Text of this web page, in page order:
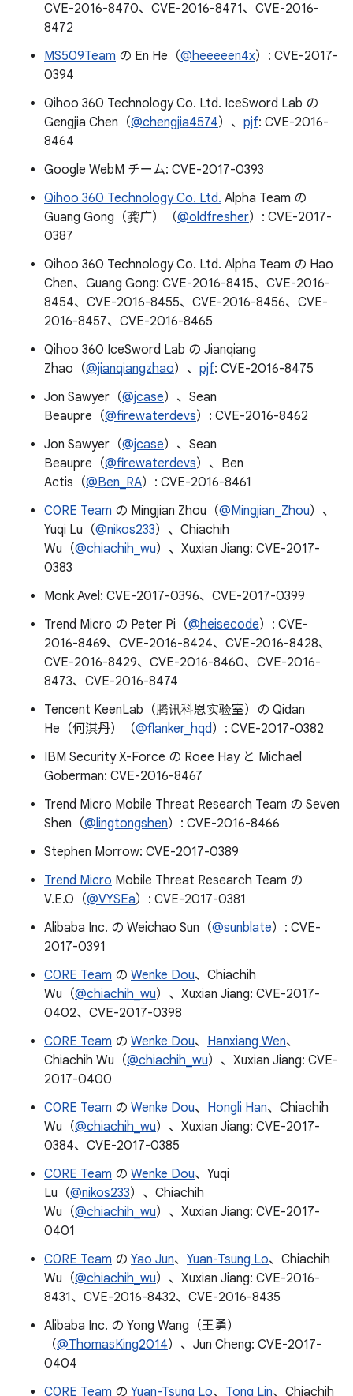
CVE-2016-8470、CVE-2016-8471、CVE-2016-
8472
MS509Team の En He（@heeeeen4x）: CVE-2017-
0394
Qihoo 360 Technology Co. Ltd. IceSword Lab の
Gengjia Chen（@chengjia4574）、 pjf: CVE-2016-
8464
Google WebM チーム: CVE-2017-0393
Qihoo 360 Technology Co. Ltd. Alpha Team の
Guang Gong（龚广）（@oldfresher）: CVE-2017-
0387
Qihoo 360 Technology Co. Ltd. Alpha Team の Hao
Chen、Guang Gong: CVE-2016-8415、CVE-2016-
8454、CVE-2016-8455、CVE-2016-8456、CVE-
2016-8457、CVE-2016-8465
Qihoo 360 IceSword Lab の Jianqiang
Zhao（@jianqiangzhao）、 pjf: CVE-2016-8475
Jon Sawyer（@jcase）、Sean
Beaupre（@firewaterdevs）: CVE-2016-8462
Jon Sawyer（@jcase）、Sean
Beaupre（@firewaterdevs）、Ben
Actis（@Ben_RA）: CVE-2016-8461
C0RE Team の Mingjian Zhou（@Mingjian_Zhou）、
Yuqi Lu（@nikos233）、Chiachih
Wu（@chiachih_wu）、Xuxian Jiang: CVE-2017-
0383
Monk Avel: CVE-2017-0396、CVE-2017-0399
Trend Micro の Peter Pi（@heisecode）: CVE-
2016-8469、CVE-2016-8424、CVE-2016-8428、
CVE-2016-8429、CVE-2016-8460、CVE-2016-
8473、CVE-2016-8474
Tencent KeenLab（腾讯科恩实验室）の Qidan
He（何淇丹）（@flanker_hqd）: CVE-2017-0382
IBM Security X-Force の Roee Hay と Michael
Goberman: CVE-2016-8467
Trend Micro Mobile Threat Research Team の Seven
Shen（@lingtongshen）: CVE-2016-8466
Stephen Morrow: CVE-2017-0389
Trend Micro Mobile Threat Research Team の
V.E.O（@VYSEa）: CVE-2017-0381
Alibaba Inc. の Weichao Sun（@sunblate）: CVE-
2017-0391
C0RE Team の Wenke Dou、Chiachih
Wu（@chiachih_wu）、Xuxian Jiang: CVE-2017-
0402、CVE-2017-0398
C0RE Team の Wenke Dou、 Hanxiang Wen、
Chiachih Wu（@chiachih_wu）、Xuxian Jiang: CVE-
2017-0400
C0RE Team の Wenke Dou、 Hongli Han、Chiachih
Wu（@chiachih_wu）、Xuxian Jiang: CVE-2017-
0384、CVE-2017-0385
C0RE Team の Wenke Dou、Yuqi
Lu（@nikos233）、Chiachih
Wu（@chiachih_wu）、Xuxian Jiang: CVE-2017-
0401
C0RE Team の Yao Jun、 Yuan-Tsung Lo、Chiachih
Wu（@chiachih_wu）、Xuxian Jiang: CVE-2016-
8431、CVE-2016-8432、CVE-2016-8435
Alibaba Inc. の Yong Wang（王勇）
（@ThomasKing2014）、Jun Cheng: CVE-2017-
0404
C0RE Team の Yuan-Tsung Lo、 Tong Lin、Chiachih